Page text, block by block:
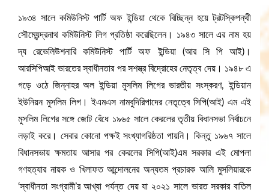
১৯৩৪ সালে কমিউনিস্ট পার্টি অফ ইন্ডিয়া থেকে বিচ্ছিন্ন হয়ে ট্রটস্কিপন্থী
সৌম্যেন্দ্রনাথ কমিউনিস্ট লিগ প্রতিষ্ঠা করেছিলেন। ১৯৪৩ সালে এর নাম হয়
দ্য রেভেলিউশনারি কমিউনিস্ট পার্টি অফ ইন্ডিয়া (আর সি পি আই)।
আরসিপিআই ভারতের স্বাধীনতার পর সশস্ত্র বিদ্রোহের নেতৃত্ব দেয়। ১৯৪৮ এ
গড়ে ওঠে জিন্নাহর অল ইন্ডিয়া মুসলিম লিগের ভারতীয় সংস্করণ, ইন্ডিয়ান
ইউনিয়ন মুসলিম লিগ। ইএমএস নামবুদিরিপাদের নেতৃত্বে সিপি(আই) এম এই
মুসলিম লিগের সঙ্গে জোট বেঁধে ১৯৬৫ সালে কেরলের তৃতীয় বিধানসভা নির্বাচনে
লড়াই করে। সেবার কোনো পক্ষই সংখ্যাগরিষ্ঠতা পায়নি। কিন্তু ১৯৬৭ সালে
বিধানসভায় ক্ষমতায় আসার পর কেরলের সিপি(আই)এম সরকার এই মোপলা
গণহত্যার নায়ক ও খিলাফত আন্দোলনের অন্যতম প্রচারক আলি মুসলিয়ারকে
‘স্বাধীনতা সংগ্রামী’র আখ্যা পর্যন্ত দেয় যা ২০২১ সালে ভারত সরকার বাতিল